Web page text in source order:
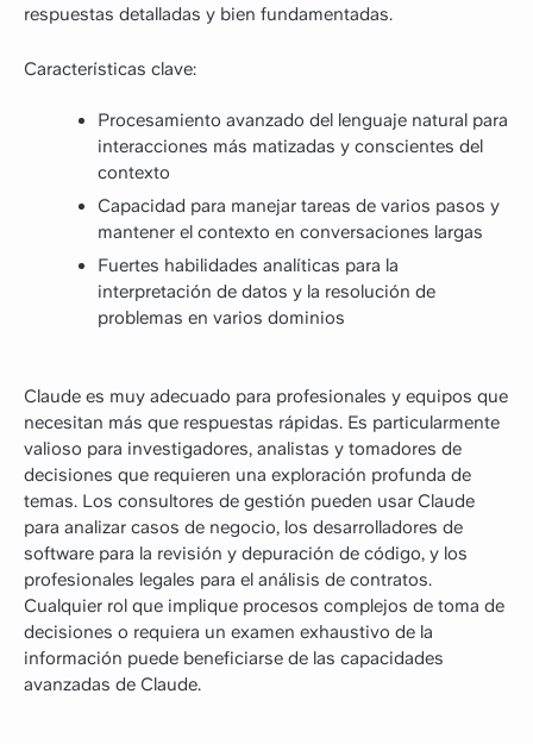
respuestas detalladas y bien fundamentadas.
Características clave:
Procesamiento avanzado del lenguaje natural para
interacciones más matizadas y conscientes del
contexto
Capacidad para manejar tareas de varios pasos y
mantener el contexto en conversaciones largas
Fuertes habilidades analíticas para la
interpretación de datos y la resolución de
problemas en varios dominios
Claude es muy adecuado para profesionales y equipos que
necesitan más que respuestas rápidas. Es particularmente
valioso para investigadores, analistas y tomadores de
decisiones que requieren una exploración profunda de
temas. Los consultores de gestión pueden usar Claude
para analizar casos de negocio, los desarrolladores de
software para la revisión y depuración de código, y los
profesionales legales para el análisis de contratos.
Cualquier rol que implique procesos complejos de toma de
decisiones o requiera un examen exhaustivo de la
información puede beneficiarse de las capacidades
avanzadas de Claude.